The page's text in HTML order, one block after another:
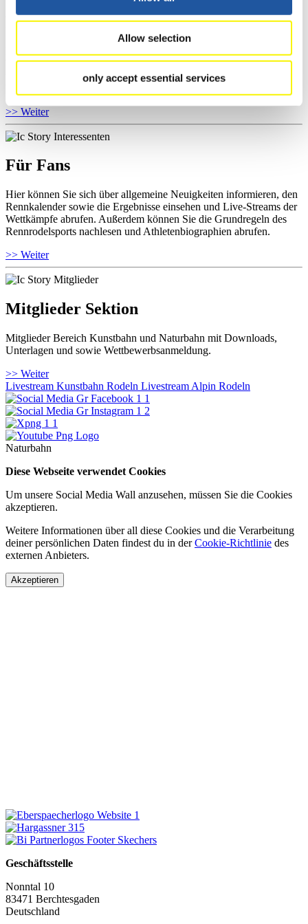
Allow selection
only accept essential services
Für Athleten
Hier können Sie das aktuelle Regelwerk sowie Richtlinien zu
Wettkämpfen, Anti-Doping und Fairplay einsehen, Ergebnislisten
und Informationen zu Wettkämpfen abrufen. Außerdem können Sie
>> Weiter
Für Fans
Hier können Sie sich über allgemeine Neuigkeiten informieren, den
Rennkalender sowie die Ergebnisse einsehen und Live-Streams der
Wettkämpfe abrufen. Außerdem können Sie die Grundregeln des
Rennrodelsports nachlesen und Athletenbiographien abrufen.
>> Weiter
Mitglieder Sektion
Mitglieder Bereich Kunstbahn und Naturbahn mit Downloads,
Unterlagen und sowie Wettbewerbsanmeldung.
>> Weiter
Livestream Kunstbahn Rodeln Livestream Alpin Rodeln
Naturbahn
Diese Webseite verwendet Cookies
Um unsere Social Media Wall anzusehen, müssen Sie die Cookies
akzeptieren.
Weitere Informationen über all diese Cookies und die Verarbeitung
deiner persönlichen Daten findest du in derCookie-Richtlinie des
externen Anbieters.
Akzeptieren
Geschäftsstelle
Nonntal 10
83471 Berchtesgaden
Deutschland